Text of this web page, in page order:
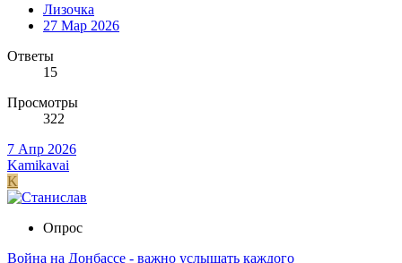
Лизочка
27 Мар 2026
Ответы
15
Просмотры
322
7 Апр 2026
Kamikavai
K
Опрос
Война на Донбассе - важно услышать каждого